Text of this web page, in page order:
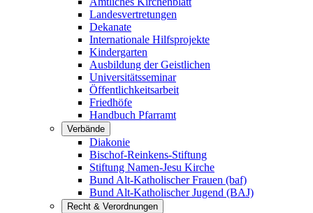
Landesvertretungen
Dekanate
Internationale Hilfsprojekte
Kindergarten
Ausbildung der Geistlichen
Universitätsseminar
Öffentlichkeitsarbeit
Friedhöfe
Handbuch Pfarramt
Verbände
Diakonie
Bischof-Reinkens-Stiftung
Stiftung Namen-Jesu Kirche
Bund Alt-Katholischer Frauen (baf)
Bund Alt-Katholischer Jugend (BAJ)
Recht & Verordnungen